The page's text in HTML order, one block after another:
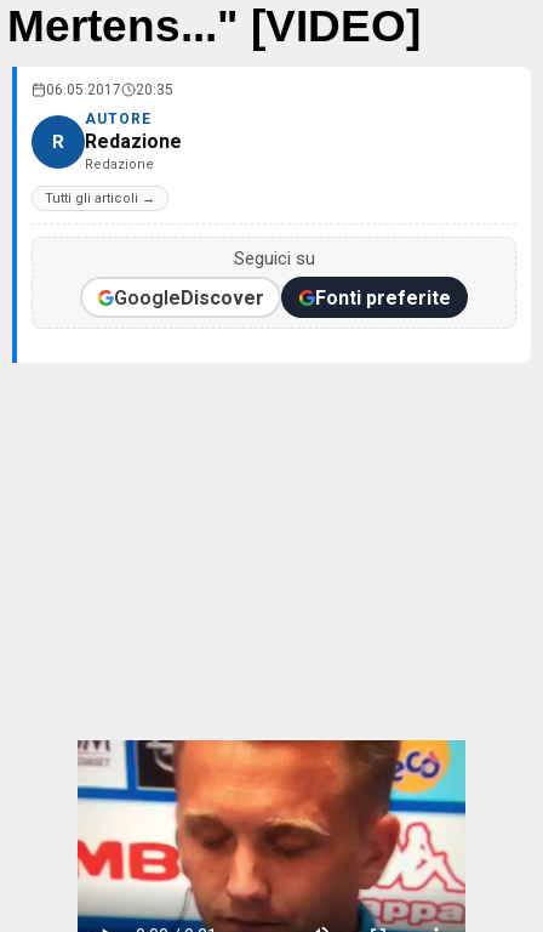
Mertens..." [VIDEO]
06.05.2017 20:35
R
AUTORE
Redazione
Redazione
Tutti gli articoli →
Seguici su
GoogleDiscover Fonti preferite